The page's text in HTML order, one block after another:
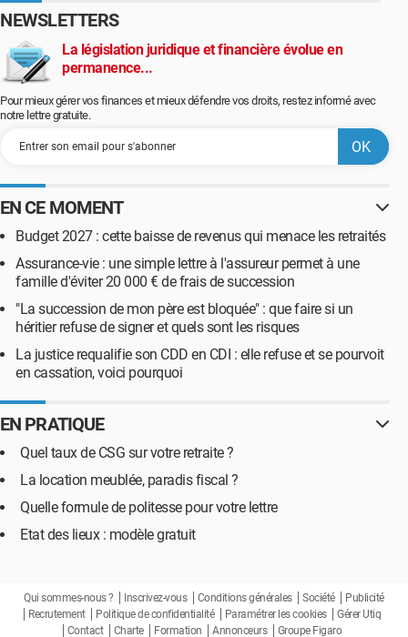
NEWSLETTERS
La législation juridique et financière évolue en
permanence...
Pour mieux gérer vos finances et mieux défendre vos droits, restez informé avec
notre lettre gratuite.
EN CE MOMENT
Budget 2027 : cette baisse de revenus qui menace les retraités
Assurance-vie : une simple lettre à l'assureur permet à une
famille d'éviter 20 000 € de frais de succession
"La succession de mon père est bloquée" : que faire si un
héritier refuse de signer et quels sont les risques
La justice requalifie son CDD en CDI : elle refuse et se pourvoit
en cassation, voici pourquoi
EN PRATIQUE
Quel taux de CSG sur votre retraite ?
La location meublée, paradis fiscal ?
Quelle formule de politesse pour votre lettre
Etat des lieux : modèle gratuit
Qui sommes-nous ? Inscrivez-vous Conditions générales Société
Publicité
Recrutement
Politique de confidentialité Paramétrer les cookies
Gérer Utiq
Contact
Charte Formation Annonceurs Groupe Figaro